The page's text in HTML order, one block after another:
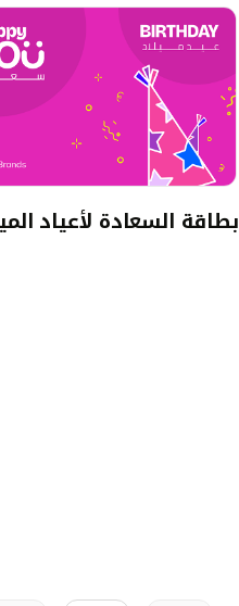
بطاقة السعادة لأعياد